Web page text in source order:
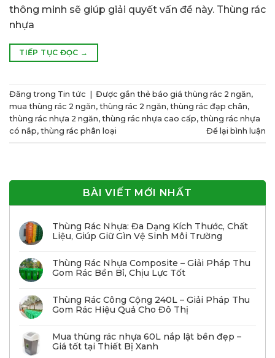
thông minh sẽ giúp giải quyết vấn đề này. Thùng rác
nhựa
TIẾP TỤC ĐỌC →
Đăng trong Tin tức Được gắn thẻ báo giá thùng rác 2 ngăn,
mua thùng rác 2 ngăn, thùng rác 2 ngăn, thùng rác đạp chân,
thùng rác nhựa 2 ngăn, thùng rác nhựa cao cấp, thùng rác nhựa
có nắp, thùng rác phân loại Để lại bình luận
BÀI VIẾT MỚI NHẤT
Thùng Rác Nhựa: Đa Dạng Kích Thước, Chất
Liệu, Giúp Giữ Gìn Vệ Sinh Môi Trường
Thùng Rác Nhựa Composite – Giải Pháp Thu
Gom Rác Bền Bỉ, Chịu Lực Tốt
Thùng Rác Công Cộng 240L – Giải Pháp Thu
Gom Rác Hiệu Quả Cho Đô Thị
Mua thùng rác nhựa 60L nắp lật bền đẹp –
Giá tốt tại Thiết Bị Xanh